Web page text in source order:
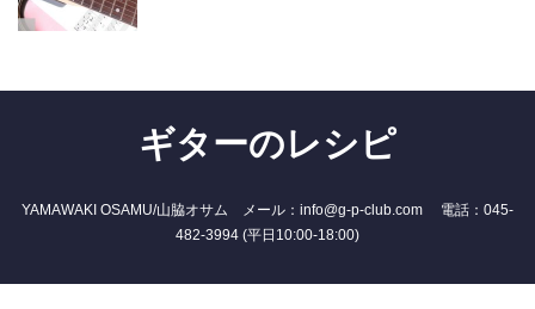
ギターのレシピ
YAMAWAKI OSAMU/山脇オサム メール：info@g-p-club.com 電話：045-
482-3994 (平日10:00-18:00)